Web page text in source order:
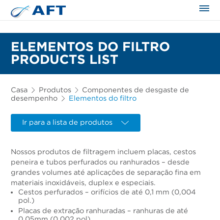
ELEMENTOS DO FILTRO
PRODUCTS LIST
Casa Produtos
Componentes de desgaste de
desempenho
Elementos do filtro
Ir para a lista de produtos
Nossos produtos de filtragem incluem placas, cestos
peneira e tubos perfurados ou ranhurados – desde
grandes volumes até aplicações de separação fina em
materiais inoxidáveis, duplex e especiais.
Cestos perfurados – orifícios de até 0,1 mm (0,004
pol.)
Placas de extração ranhuradas – ranhuras de até